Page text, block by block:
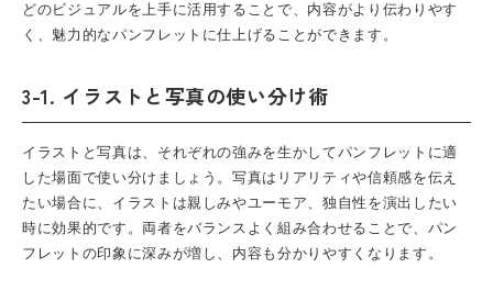
どのビジュアルを上手に活用することで、内容がより伝わりやす
く、魅力的なパンフレットに仕上げることができます。
3-1. イラストと写真の使い分け術
イラストと写真は、それぞれの強みを生かしてパンフレット に適
した場面で使い分けましょう。写真はリアリティや信頼感を伝え
たい場合に、イラストは親しみやユーモア、独自性を演出したい
時に効果的です。両者をバランスよく組み合わせることで、パン
フレットの印象に深みが増し、内容も分かりやすくなります。